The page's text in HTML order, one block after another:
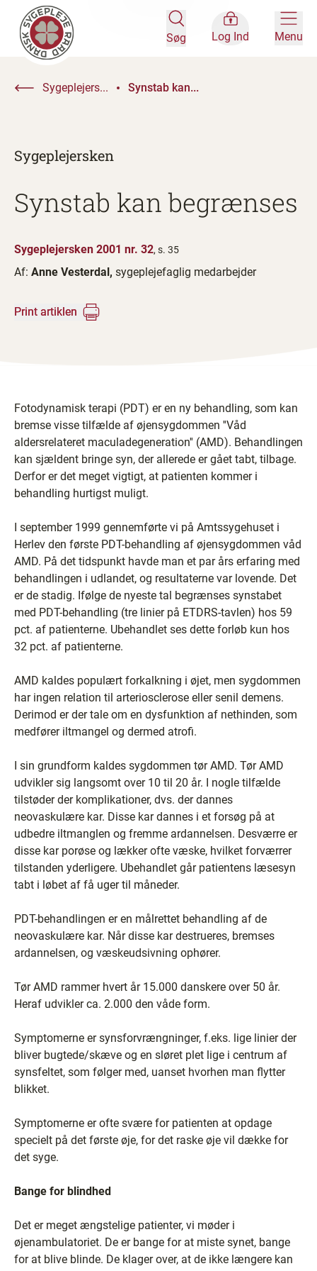
Søg Log Ind Menu
Sygeplejers... Synstab kan...
Sygeplejersken
Synstab kan begrænses
Sygeplejersken 2001 nr. 32, s. 35
Af: Anne Vesterdal, sygeplejefaglig medarbejder
Print artiklen
Fotodynamisk terapi (PDT) er en ny behandling, som kan
bremse visse tilfælde af øjensygdommen ''Våd
aldersrelateret maculadegeneration'' (AMD). Behandlingen
kan sjældent bringe syn, der allerede er gået tabt, tilbage.
Derfor er det meget vigtigt, at patienten kommer i
behandling hurtigst muligt.
I september 1999 gennemførte vi på Amtssygehuset i
Herlev den første PDT-behandling af øjensygdommen våd
AMD. På det tidspunkt havde man et par års erfaring med
behandlingen i udlandet, og resultaterne var lovende. Det
er de stadig. Ifølge de nyeste tal begrænses synstabet
med PDT-behandling (tre linier på ETDRS-tavlen) hos 59
pct. af patienterne. Ubehandlet ses dette forløb kun hos
32 pct. af patienterne.
AMD kaldes populært forkalkning i øjet, men sygdommen
har ingen relation til arteriosclerose eller senil demens.
Derimod er der tale om en dysfunktion af nethinden, som
medfører iltmangel og dermed atrofi.
I sin grundform kaldes sygdommen tør AMD. Tør AMD
udvikler sig langsomt over 10 til 20 år. I nogle tilfælde
tilstøder der komplikationer, dvs. der dannes
neovaskulære kar. Disse kar dannes i et forsøg på at
udbedre iltmanglen og fremme ardannelsen. Desværre er
disse kar porøse og lækker ofte væske, hvilket forværrer
tilstanden yderligere. Ubehandlet går patientens læsesyn
tabt i løbet af få uger til måneder.
PDT-behandlingen er en målrettet behandling af de
neovaskulære kar. Når disse kar destrueres, bremses
ardannelsen, og væskeudsivning ophører.
Tør AMD rammer hvert år 15.000 danskere over 50 år.
Heraf udvikler ca. 2.000 den våde form.
Symptomerne er synsforvrængninger, f.eks. lige linier der
bliver bugtede/skæve og en sløret plet lige i centrum af
synsfeltet, som følger med, uanset hvorhen man flytter
blikket.
Symptomerne er ofte svære for patienten at opdage
specielt på det første øje, for det raske øje vil dække for
det syge.
Bange for blindhed
Det er meget ængstelige patienter, vi møder i
øjenambulatoriet. De er bange for at miste synet, bange
for at blive blinde. De klager over, at de ikke længere kan